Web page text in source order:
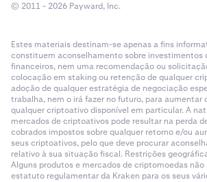
Saldo Total de Margem = 1.000 +
O valor total que pode ser usado como
conta é de 12.667,34 USD.
© 2011 - 2026 Payward, Inc.
Estes materiais destinam-se apenas a fins
constituem aconselhamento sobre investimentos
financeiros, nem uma recomendação ou
colocação em staking ou retenção de qualquer
adoção de qualquer estratégia de negociação
trabalha, nem o irá fazer no futuro, para aumentar
qualquer criptoativo disponível em particular. A
mercados de criptoativos pode resultar na perda
cobrados impostos sobre qualquer retorno e/ou
seus criptoativos, pelo que deve procurar
relativo à sua situação fiscal. Restrições
Alguns produtos e mercados de criptomoedas
estatuto regulamentar da Kraken para os seus